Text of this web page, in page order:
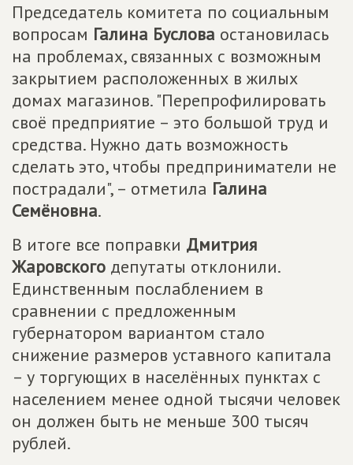
Председатель комитета по социальным
вопросам Галина Буслова остановилась
на проблемах, связанных с возможным
закрытием расположенных в жилых
домах магазинов. "Перепрофилировать
своё предприятие – это большой труд и
средства. Нужно дать возможность
сделать это, чтобы предприниматели не
пострадали", – отметила Галина
Семёновна.
В итоге все поправки Дмитрия
Жаровского депутаты отклонили.
Единственным послаблением в
сравнении с предложенным
губернатором вариантом стало
снижение размеров уставного капитала
– у торгующих в населённых пунктах с
населением менее одной тысячи человек
он должен быть не меньше 300 тысяч
рублей.